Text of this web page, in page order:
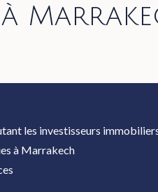
les investisseurs
à Marrakech